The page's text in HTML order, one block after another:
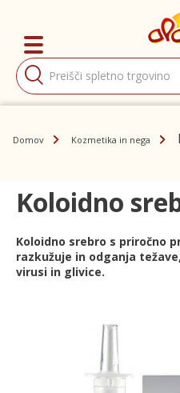
Products
search
Domov Kozmetika in nega
Koloidno
Koloidno srebro s priročno
razkužuje in odganja
virusi in glivice.